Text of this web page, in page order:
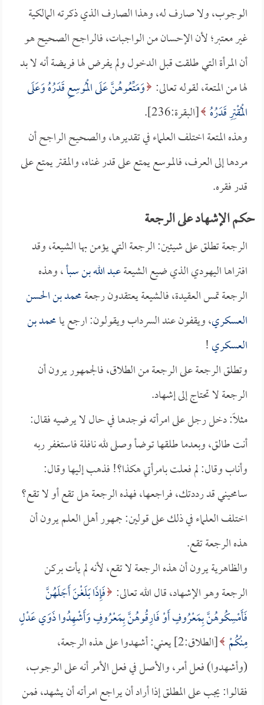
الوجوب، ولا صارف له، وهذا الصارف الذي ذكرته المالكية
غير معتبر؛ لأن الإحسان من الواجبات، فالراجح الصحيح هو
أن المرأة التي طلقت قبل الدخول ولم يفرض لها فريضة أنه لا بد
لها من المتعة، لقوله تعالى: وَمَتِّعُوهُنَّ عَلَى الْمُوسِعِ قَدَرُهُ وَعَلَى
الْمُقْتِرِ قَدَرُهُ [البقرة:236].
وهذه المتعة اختلف العلماء في تقديرها، والصحيح الراجح أن
مردها إلى العرف، فالموسع يمتع على قدر غناه، والمقتر يمتع على
قدر فقره.
حكم الإشهاد على الرجعة
الرجعة تطلق على شيئين: الرجعة التي يؤمن بها الشيعة، وقد
افتراها اليهودي الذي ضيع الشيعةعبد الله بن سبأ، وهذه
الرجعة تمس العقيدة، فالشيعة يعتقدون رجعةمحمد بن الحسن
العسكري، ويقفون عند السرداب ويقولون: ارجع يامحمد بن
العسكري!
وتطلق الرجعة على الرجعة من الطلاق، فالجمهور يرون أن
الرجعة لا تحتاج إلى إشهاد.
مثلاً: دخل رجل على امرأته فوجدها في حال لا يرضيه فقال:
أنت طالق، وبعدما طلقها توضأ وصلى لله نافلة فاستغفر ربه
وأناب وقال: لم فعلت بامرأتي هكذا؟! فذهب إليها وقال:
سامحيني قد رددتك، فراجعها، فهذه الرجعة هل تقع أو لا تقع؟
اختلف العلماء في ذلك على قولين: جمهور أهل العلم يرون أن
هذه الرجعة تقع.
والظاهرية يرون أن هذه الرجعة لا تقع، لأنه لم يأت بركن
الرجعة وهو الإشهاد، قال الله تعالى: فَإِذَا بَلَغْنَ أَجَلَهُنَّ
فَأَمْسِكُوهُنَّ بِمَعْرُوفٍ أَوْ فَارِقُوهُنَّ بِمَعْرُوفٍ وَأَشْهِدُوا ذَوَي عَدْلٍ
مِنْكُمْ
[الطلاق:2] يعني: أشهدوا على هذه الرجعة،
(وأشهدوا) فعل أمر، والأصل في فعل الأمر أنه على الوجوب،
فقالوا: يجب على المطلق إذا أراد أن يراجع امرأته أن يشهد، فمن